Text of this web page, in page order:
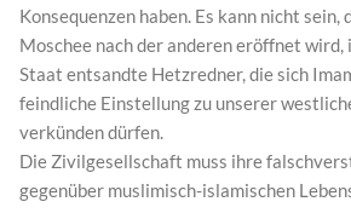
Konsequenzen haben. Es kann nicht sein,
Moschee nach der anderen eröffnet
Staat entsandte Hetzredner, die sich
feindliche Einstellung zu unserer
verkünden dürfen.
Die Zivilgesellschaft muss ihre
gegenüber muslimisch-islamischen